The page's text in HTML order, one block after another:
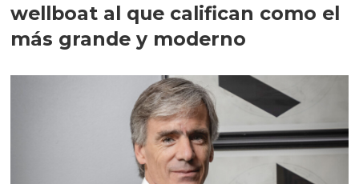
wellboat al que califican como el
más grande y moderno